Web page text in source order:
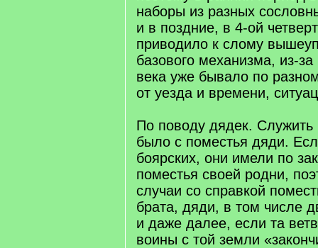
наборы из разных
и в поздние, в 4-ой
приводило к слому
базового механизма, из-за
века уже бывало по
от уезда и времени,
По поводу дядек.
было с поместья дяди.
боярских, они имели по
поместья своей родни,
случаи со справкой
брата, дяди, в том числе
и даже далее, если та
воины с той земли